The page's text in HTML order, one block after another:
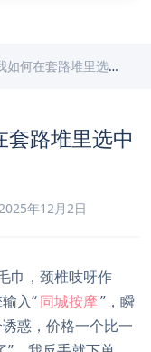
里选中摩耶按摩这个清流？
路堆里选中
2025年12月2日
巾，颈椎吱呀作
入“同城按摩”，瞬
惑，价格一个比一